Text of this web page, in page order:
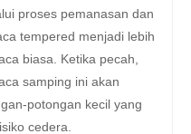
proses pemanasan dan
tempered menjadi lebih
biasa. Ketika pecah,
samping ini akan
potongan kecil yang
cedera.